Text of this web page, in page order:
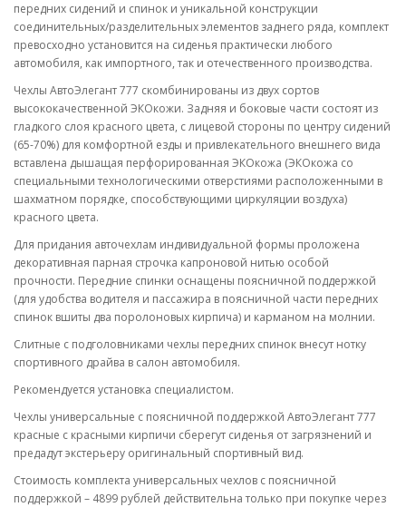
передних сидений и спинок и уникальной конструкции
соединительных/разделительных элементов заднего ряда, комплект
превосходно установится на сиденья практически любого
автомобиля, как импортного, так и отечественного производства.
Чехлы АвтоЭлегант 777 скомбинированы из двух сортов
высококачественной ЭКОкожи. Задняя и боковые части состоят из
гладкого слоя красного цвета, с лицевой стороны по центру сидений
(65-70%) для комфортной езды и привлекательного внешнего вида
вставлена дышащая перфорированная ЭКОкожа (ЭКОкожа со
специальными технологическими отверстиями расположенными в
шахматном порядке, способствующими циркуляции воздуха)
красного цвета.
Для придания авточехлам индивидуальной формы проложена
декоративная парная строчка капроновой нитью особой
прочности. Передние спинки оснащены поясничной поддержкой
(для удобства водителя и пассажира в поясничной части передних
спинок вшиты два поролоновых кирпича) и карманом на молнии.
Слитные с подголовниками чехлы передних спинок внесут нотку
спортивного драйва в салон автомобиля.
Рекомендуется установка специалистом.
Чехлы универсальные с поясничной поддержкой АвтоЭлегант 777
красные с красными кирпичи сберегут сиденья от загрязнений и
предадут экстерьеру оригинальный спортивный вид.
Стоимость комплекта универсальных чехлов с поясничной
поддержкой – 4899 рублей действительна только при покупке через